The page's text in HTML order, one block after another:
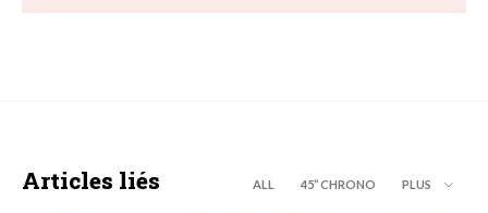
Articles liés ALL 45’’ CHRONO PLUS